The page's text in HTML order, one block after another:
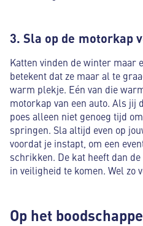
3. Sla op de motorkap
Katten vinden de winter maar
betekent dat ze maar al te
warm plekje. Eén van die
motorkap van een auto. Als jij
poes alleen niet genoeg tijd
springen. Sla altijd even op
voordat je instapt, om een
schrikken. De kat heeft dan
in veiligheid te komen. Wel zo
Op het